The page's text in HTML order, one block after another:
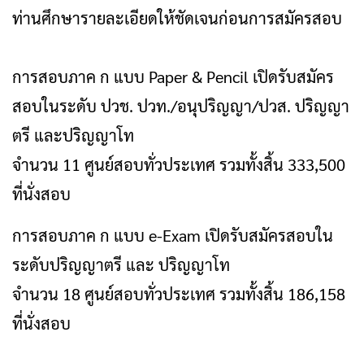
ท่านศึกษารายละเอียดให้ชัดเจนก่อนการสมัครสอบ
การสอบภาค ก แบบ Paper & Pencil เปิดรับสมัคร
สอบในระดับ ปวช. ปวท./อนุปริญญา/ปวส. ปริญญา
ตรี และปริญญาโท
จำนวน 11 ศูนย์สอบทั่วประเทศ รวมทั้งสิ้น 333,500
ที่นั่งสอบ
การสอบภาค ก แบบ e-Exam เปิดรับสมัครสอบใน
ระดับปริญญาตรี และ ปริญญาโท
จำนวน 18 ศูนย์สอบทั่วประเทศ รวมทั้งสิ้น 186,158
ที่นั่งสอบ